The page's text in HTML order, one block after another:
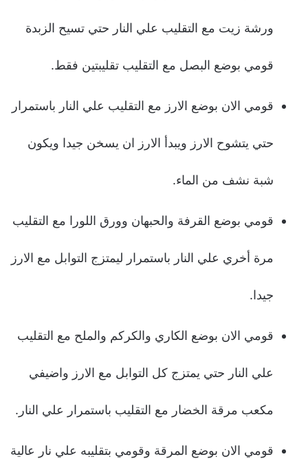
ورشة زيت مع التقليب علي النار حتي تسيح الزبدة
قومي بوضع البصل مع التقليب تقليبتين فقط.
قومي الان بوضع الارز مع التقليب علي النار باستمرار
حتي يتشوح الارز ويبدأ الارز ان يسخن جيدا ويكون
شبة نشف من الماء.
قومي بوضع القرفة والحبهان وورق اللورا مع التقليب
مرة أخري علي النار باستمرار ليمتزج التوابل مع الارز
جيدا.
قومي الان بوضع الكاري والكركم والملح مع التقليب
علي النار حتي يمتزج كل التوابل مع الارز واضيفي
مكعب مرقة الخضار مع التقليب باستمرار علي النار.
قومي الان بوضع المرقة وقومي بتقليبه علي نار عالية